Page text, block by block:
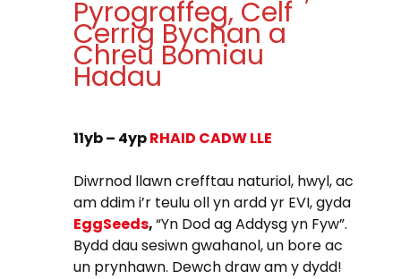
Pyrograffeg, Celf
Cerrig Bychan a
Chreu Bomiau
Hadau
11yb – 4ypRHAID CADW LLE
Diwrnod llawn crefftau naturiol, hwyl, ac
am ddim i’r teulu oll yn ardd yr EVI, gyda
EggSeeds,“Yn Dod ag Addysg yn Fyw”.
Bydd dau sesiwn gwahanol, un bore ac
un prynhawn. Dewch draw am y dydd!